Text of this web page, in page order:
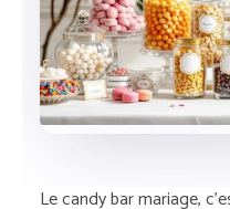
Le candy bar mariage,